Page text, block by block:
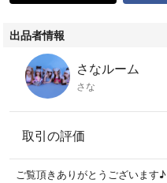
出品者情報
さなルーム
さな
取引の評価
ご覧頂きありがとうございます♪